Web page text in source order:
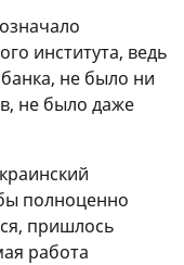
института, ведь
не было ни
не было даже
полноценно
пришлось
работа